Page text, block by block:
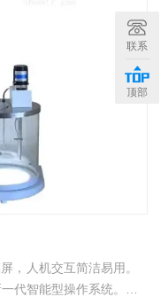
，人机交互简洁易用。
代智能型操作系统。采
联系
顶部